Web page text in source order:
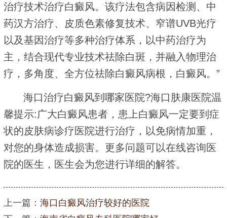
治疗技术治疗白癜风。该疗法包含病因检测、中
药汉方治疗、皮质色素修复技术、窄谱UVB光疗
以及基因治疗等多种治疗体系，以中药治疗为
主，结合现代专业技术祛除白斑，并融入物理治
疗，多角度、全方位祛除白癜风病根，白癜风。”
海口治疗白癜风到哪家医院?海口肤康医院温
馨提示:广大白癜风患者，患上白癜风一定要到症
状的皮肤病诊疗医院进行治疗，以免病情加重，
对您的身体造成损害。更多问题可以在线咨询医
院的医生，医生会为您进行详细的解答。
上一篇： 海口白癜风治疗较好的医院